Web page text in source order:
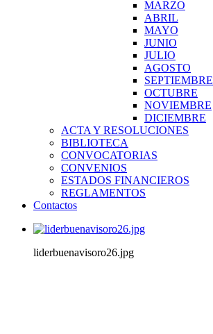
MARZO
ABRIL
MAYO
JUNIO
JULIO
AGOSTO
SEPTIEMBRE
OCTUBRE
NOVIEMBRE
DICIEMBRE
ACTA Y RESOLUCIONES
BIBLIOTECA
CONVOCATORIAS
CONVENIOS
ESTADOS FINANCIEROS
REGLAMENTOS
Contactos
liderbuenavisoro26.jpg